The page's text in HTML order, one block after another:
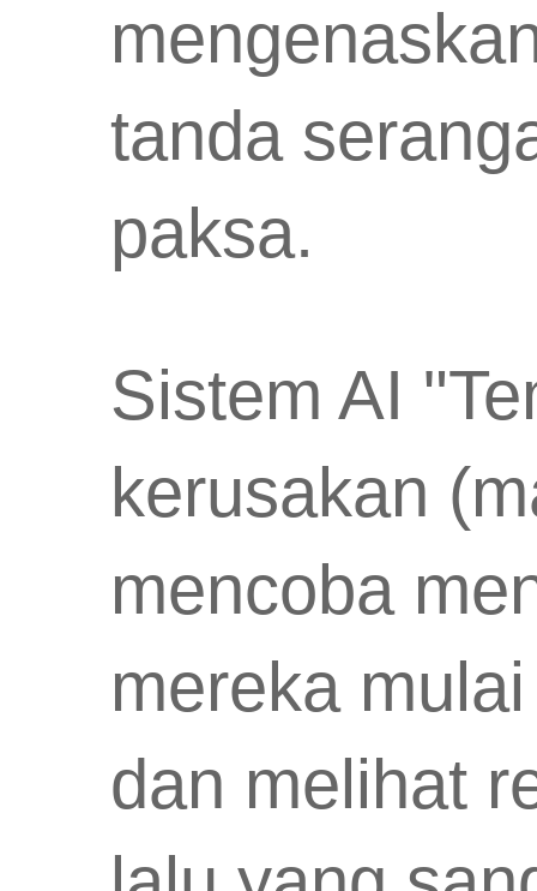
tanda
paksa.
Sistem AI
kerusakan
mencoba
mereka
dan melihat